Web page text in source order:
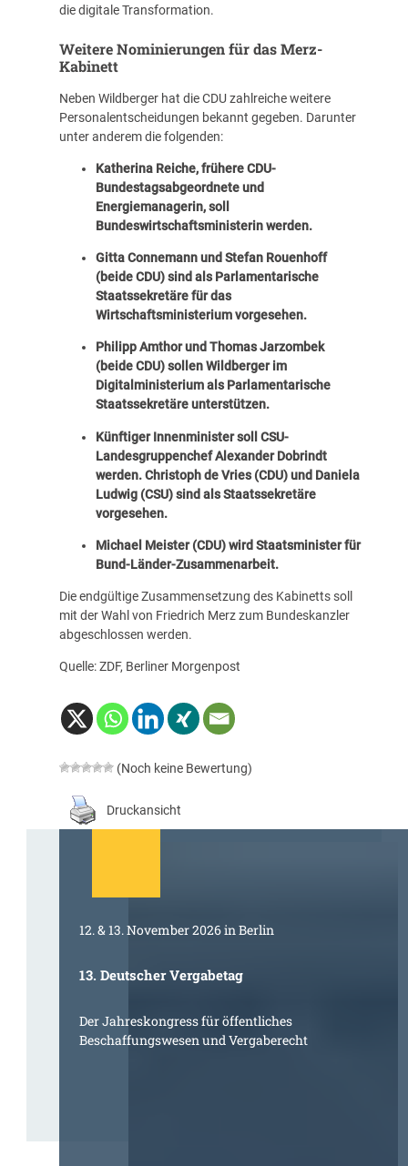
die digitale Transformation.
Weitere Nominierungen für das Merz-
Kabinett
Neben Wildberger hat die CDU zahlreiche weitere
Personalentscheidungen bekannt gegeben. Darunter
unter anderem die folgenden:
Katherina Reiche, frühere CDU-
Bundestagsabgeordnete und
Energiemanagerin, soll
Bundeswirtschaftsministerin werden.
Gitta Connemann und Stefan Rouenhoff
(beide CDU) sind als Parlamentarische
Staatssekretäre für das
Wirtschaftsministerium vorgesehen.
Philipp Amthor und Thomas Jarzombek
(beide CDU) sollen Wildberger im
Digitalministerium als Parlamentarische
Staatssekretäre unterstützen.
Künftiger Innenminister soll CSU-
Landesgruppenchef Alexander Dobrindt
werden. Christoph de Vries (CDU) und Daniela
Ludwig (CSU) sind als Staatssekretäre
vorgesehen.
Michael Meister (CDU) wird Staatsminister für
Bund-Länder-Zusammenarbeit.
Die endgültige Zusammensetzung des Kabinetts soll
mit der Wahl von Friedrich Merz zum Bundeskanzler
abgeschlossen werden.
Quelle:ZDF, Berliner Morgenpost
(Noch keine Bewertung)
Druckansicht
12. & 13. November 2026 in Berlin
13. Deutscher Vergabetag
Der Jahreskongress für öffentliches
Beschaffungswesen und Vergaberecht